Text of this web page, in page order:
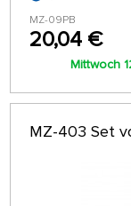
MZ-09PB
20,04 €
Mittwoch
MZ-403 Set